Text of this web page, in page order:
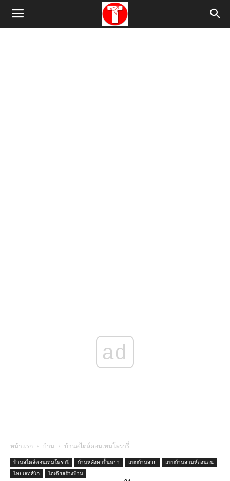
ad
หน้าแรก บ้าน บ้านสไตล์คอนเทมโพรารี่
บ้านสไตล์คอนเทมโพรารี่ บ้านหลังคาปั้นหยา แบบบ้านสวย
แบบบ้านสามห้องนอน
ไทยเลทส์โก
ไอเดียสร้างบ้าน